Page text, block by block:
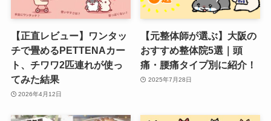
【正直レビュー】ワンタッ
チで畳めるPETTENAカー
ト、チワワ2匹連れが使っ
てみた結果
2026年4月12日
【元整体師が選ぶ】大阪の
おすすめ整体院5選｜頭
痛・腰痛タイプ別に紹介！
2025年7月28日